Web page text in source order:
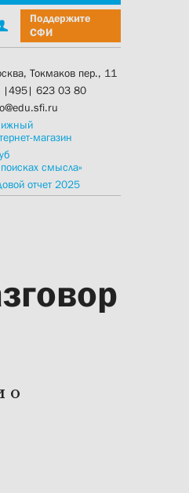
Поддержите
СФИ
Токмаков пер., 11
|495| 623 03 80
магазин
смысла»
отчет 2025
о